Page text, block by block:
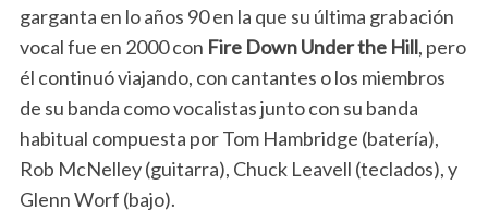
garganta en lo años 90 en la que su última grabación
vocal fue en 2000 con Fire Down Under the Hill, pero
él continuó viajando, con cantantes o los miembros
de su banda como vocalistas junto con su banda
habitual compuesta por Tom Hambridge (batería),
Rob McNelley (guitarra), Chuck Leavell (teclados), y
Glenn Worf (bajo).